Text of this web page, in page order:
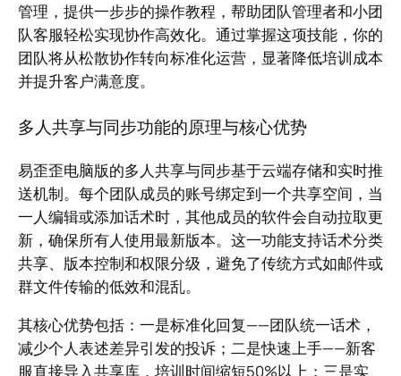
管理，提供一步步的操作教程，帮助团队管理者和小团
队客服轻松实现协作高效化。通过掌握这项技能，你的
团队将从松散协作转向标准化运营，显著降低培训成本
并提升客户满意度。
多人共享与同步功能的原理与核心优势
易歪歪电脑版的多人共享与同步基于云端存储和实时推
送机制。每个团队成员的账号绑定到一个共享空间，当
一人编辑或添加话术时，其他成员的软件会自动拉取更
新，确保所有人使用最新版本。这一功能支持话术分类
共享、版本控制和权限分级，避免了传统方式如邮件或
群文件传输的低效和混乱。
其核心优势包括：一是标准化回复——团队统一话术，
减少个人表述差异引发的投诉；二是快速上手——新客
服直接导入共享库，培训时间缩短50%以上；三是实